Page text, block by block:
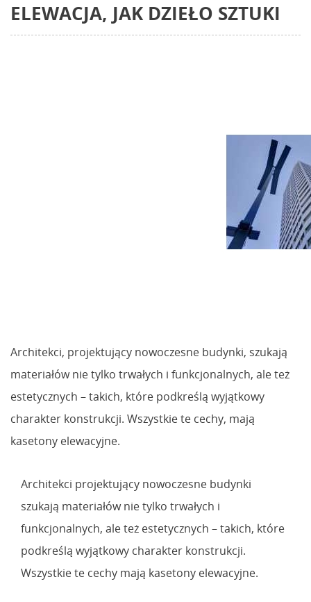
ELEWACJA, JAK DZIEŁO SZTUKI
Architekci, projektujący nowoczesne budynki, szukają
materiałów nie tylko trwałych i funkcjonalnych, ale też
estetycznych – takich, które podkreślą wyjątkowy
charakter konstrukcji. Wszystkie te cechy, mają
kasetony elewacyjne.
Architekci projektujący nowoczesne budynki
szukają materiałów nie tylko trwałych i
funkcjonalnych, ale też estetycznych – takich, które
podkreślą wyjątkowy charakter konstrukcji.
Wszystkie te cechy mają kasetony elewacyjne.